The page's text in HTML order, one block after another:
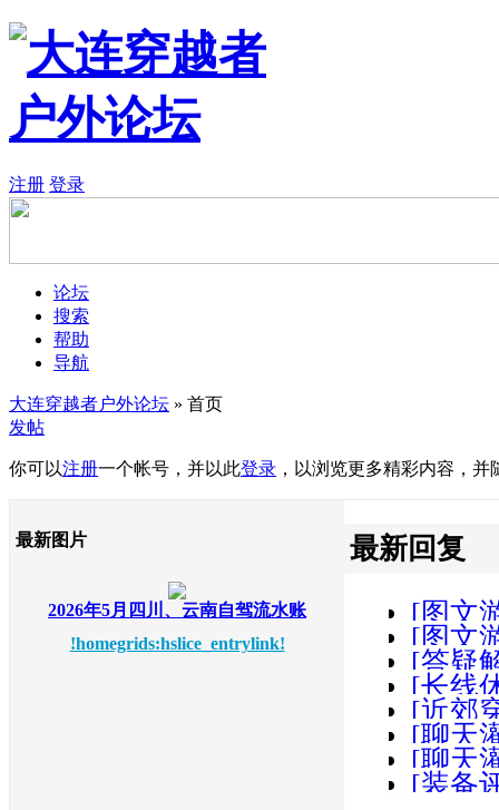
注册 登录
论坛
搜索
帮助
导航
大连穿越者户外论坛 » 首页
发帖
你可以注册一个帐号，并以此登录 ，以浏览更多精彩内容，
最新图片
2026年5月四川、云南自驾流水账
!homegrids:hslice_entrylink!
最新回复
[图文
水账
[图文
都江堰
[答疑
条？！
[长线
辉煌
[近郊
论坛三
[聊天
[聊天
隔七八
[装备